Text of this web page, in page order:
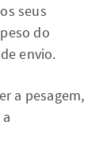
seus
do
envio.
a pesagem,